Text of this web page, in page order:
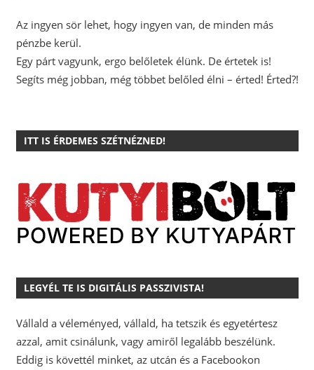
Az ingyen sör lehet, hogy ingyen van, de minden más
pénzbe kerül.
Egy párt vagyunk, ergo belőletek élünk. De értetek is!
Segíts még jobban, még többet belőled élni – érted! Érted?!
ITT IS ÉRDEMES SZÉTNÉZNED!
LEGYÉL TE IS DIGITÁLIS PASSZIVISTA!
Vállald a véleményed, vállald, ha tetszik és egyetértesz
azzal, amit csinálunk, vagy amiről legalább beszélünk.
Eddig is követtél minket, az utcán és a Facebookon